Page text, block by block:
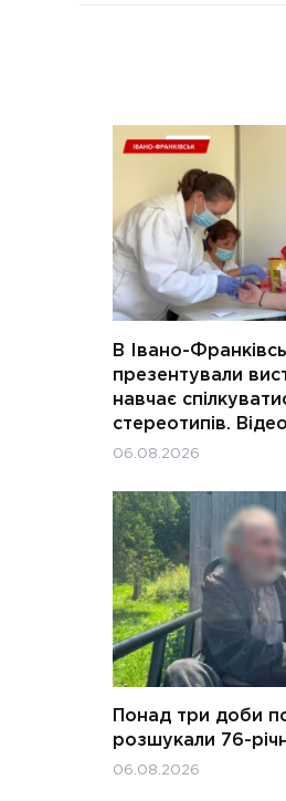
В Івано-
презентували
навчає
стереотипів. Відео
06.08.2026
Понад три доби
розшукали 76-
06.08.2026